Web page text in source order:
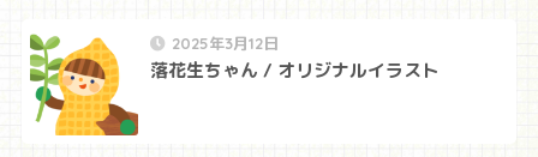
2025年3月12日
落花生ちゃん / オリジナルイラスト